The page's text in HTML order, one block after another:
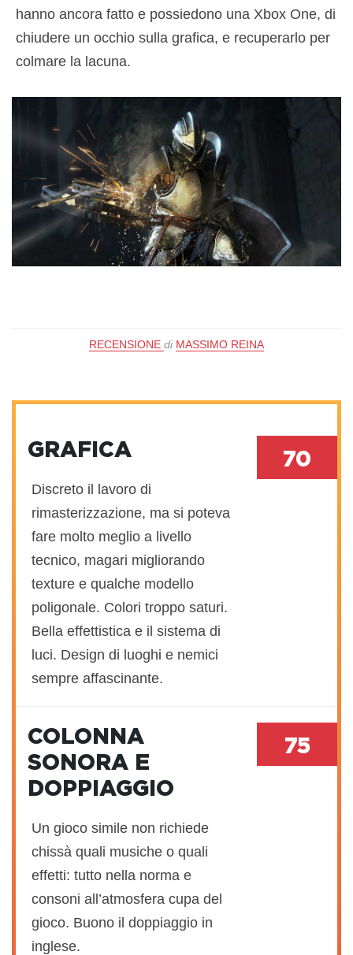
hanno ancora fatto e possiedono una Xbox One, di
chiudere un occhio sulla grafica, e recuperarlo per
colmare la lacuna.
RECENSIONE di MASSIMO REINA
GRAFICA
Discreto il lavoro di
rimasterizzazione, ma si poteva
fare molto meglio a livello
tecnico, magari migliorando
texture e qualche modello
poligonale. Colori troppo saturi.
Bella effettistica e il sistema di
luci. Design di luoghi e nemici
sempre affascinante.
70
COLONNA
SONORA E
DOPPIAGGIO
Un gioco simile non richiede
chissà quali musiche o quali
effetti: tutto nella norma e
consoni all’atmosfera cupa del
gioco. Buono il doppiaggio in
inglese.
75